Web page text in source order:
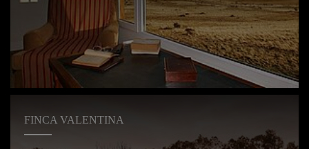
FINCA VALENTINA